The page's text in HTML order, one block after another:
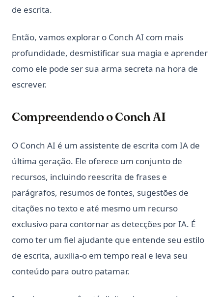
de escrita.
Então, vamos explorar o Conch AI com mais
profundidade, desmistificar sua magia e aprender
como ele pode ser sua arma secreta na hora de
escrever.
Compreendendo o Conch AI
O Conch AI é um assistente de escrita com IA de
última geração. Ele oferece um conjunto de
recursos, incluindo reescrita de frases e
parágrafos, resumos de fontes, sugestões de
citações no texto e até mesmo um recurso
exclusivo para contornar as detecções por IA. É
como ter um fiel ajudante que entende seu estilo
de escrita, auxilia-o em tempo real e leva seu
conteúdo para outro patamar.